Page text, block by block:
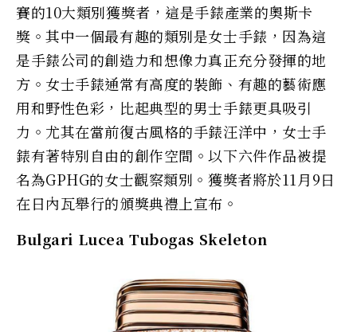
賽的10大類別獲獎者，這是手錶產業的奧斯卡
獎。其中一個最有趣的類別是女士手錶，因為這
是手錶公司的創造力和想像力真正充分發揮的地
方。女士手錶通常有高度的裝飾、有趣的藝術應
用和野性色彩，比起典型的男士手錶更具吸引
力。尤其在當前復古風格的手錶汪洋中，女士手
錶有著特別自由的創作空間。以下六件作品被提
名為GPHG的女士觀察類別。獲獎者將於11月9日
在日內瓦舉行的頒獎典禮上宣布。
Bulgari Lucea Tubogas Skeleton